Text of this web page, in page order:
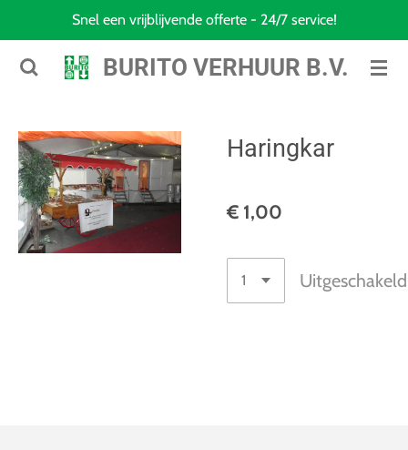
naar
BURITO VERHUUR B.V.
Snel een vrijblijvende offerte - 24/7 service!
Haringkar
€ 1,00
Uitgeschakeld